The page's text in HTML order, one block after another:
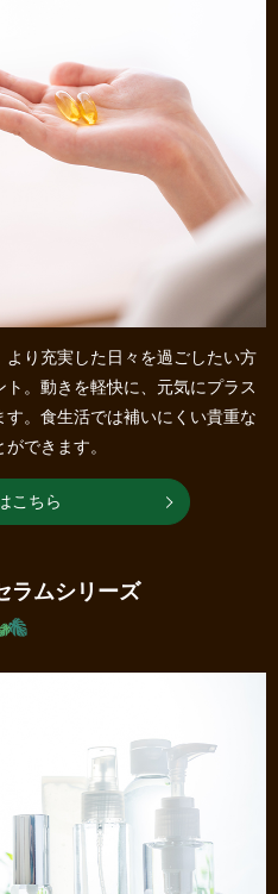
り充実した日々を過ごしたい方
。動きを軽快に、元気にプラス
。食生活では補いにくい貴重な
できます。
こちら
ラムシリーズ